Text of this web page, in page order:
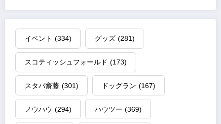
イベント (334) グッズ (281)
スコティッシュフォールド (173)
スタパ齋藤 (301) ドッグラン (167)
ノウハウ (294) ハウツー (369)